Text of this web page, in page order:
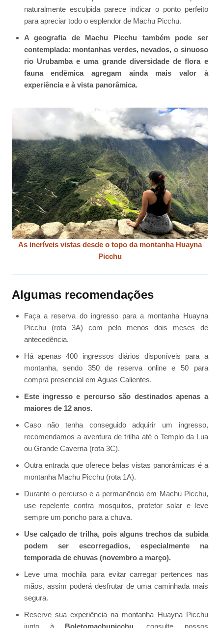
naturalmente esculpida parece indicar o ponto perfeito
para apreciar todo o esplendor de Machu Picchu.
A geografia de Machu Picchu também pode ser
contemplada: montanhas verdes, nevados, o sinuoso
rio Urubamba e uma grande diversidade de flora e
fauna endêmica agregam ainda mais valor à
experiência e à vista panorâmica.
As incríveis vistas desde o topo da montanha Huayna
Picchu
Algumas recomendações
Faça a reserva do ingresso para a montanha Huayna
Picchu (rota 3A) com pelo menos dois meses de
antecedência.
Há apenas 400 ingressos diários disponíveis para a
montanha, sendo 350 de reserva online e 50 para
compra presencial em Aguas Calientes.
Este ingresso e percurso são destinados apenas a
maiores de 12 anos.
Caso não tenha conseguido adquirir um ingresso,
recomendamos a aventura de trilha até o Templo da Lua
ou Grande Caverna (rota 3C).
Outra entrada que oferece belas vistas panorâmicas é a
montanha Machu Picchu (rota 1A).
Durante o percurso e a permanência em Machu Picchu,
use repelente contra mosquitos, protetor solar e leve
sempre um poncho para a chuva.
Use calçado de trilha, pois alguns trechos da subida
podem ser escorregadios, especialmente na
temporada de chuvas (novembro a março).
Leve uma mochila para evitar carregar pertences nas
mãos, assim poderá desfrutar de uma caminhada mais
segura.
Reserve sua experiência na montanha Huayna Picchu
junto à Boletomachupicchu, consulte nossos